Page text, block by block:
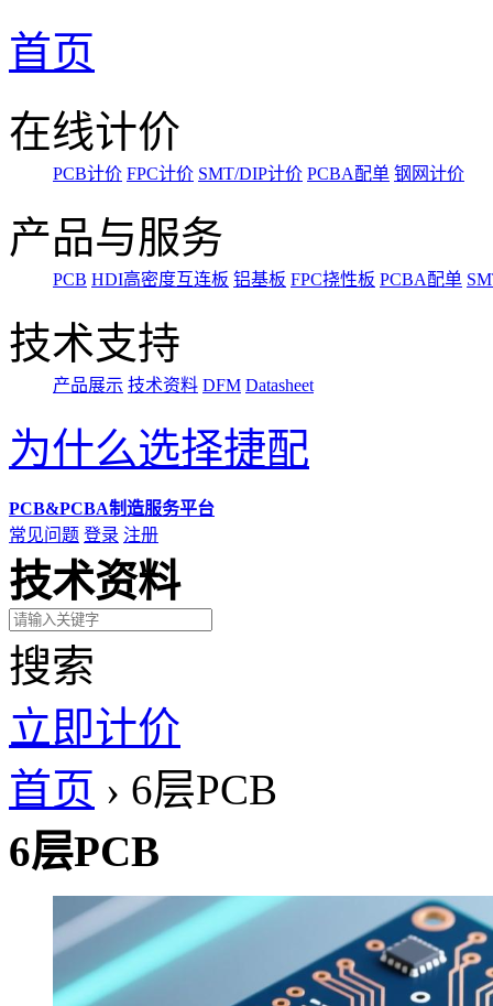
首页
在线计价
PCB计价 FPC计价 SMT/DIP计价 PCBA配单 钢网计价
产品与服务
PCB HDI高密度互连板 铝基板 FPC挠性板 PCBA配单
技术支持
产品展示 技术资料 DFM Datasheet
为什么选择捷配
PCB&PCBA制造服务平台
常见问题 登录 注册
技术资料
搜索
立即计价
首页 › 6层PCB
6层PCB